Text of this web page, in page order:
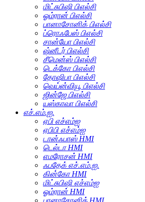
மிட்சுபிஷி பிஎல்சி
ஓம்ரான் பிஎல்சி
பானாசோனிக் பிஎல்சி
ப்ரொஃபேஸ் பிஎல்சி
சான்யோ பிஎல்சி
ஷ்னீடர் பிஎல்சி
சீமென்ஸ் பிஎல்சி
டெக்கோ பிஎல்சி
தோஷிபா பிஎல்சி
வெய்ன்வியூ பிஎல்சி
ஜின்ஜே பிஎல்சி
யஸ்காவா பிஎல்சி
எச்.எம்.ஐ.
ஏபி எச்எம்ஐ
ஏபிபி எச்எம்ஐ
டான்ஃபாஸ் HMI
டெல்டா HMI
எமரோசன் HMI
ஃபதேக் எச்.எம்.ஐ.
கின்கோ HMI
மிட்சுபிஷி எச்எம்ஐ
ஓம்ரான் HMI
பானாசோனிக் HMI